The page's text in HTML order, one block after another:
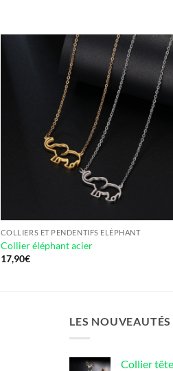
COLLIERS ET PENDENTIFS ELÉPHANT
Collier éléphant acier
17,90€
LES NOUVEAUTÉS
Collier